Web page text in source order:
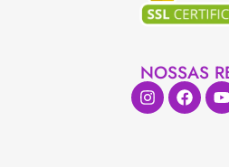
NOSSAS